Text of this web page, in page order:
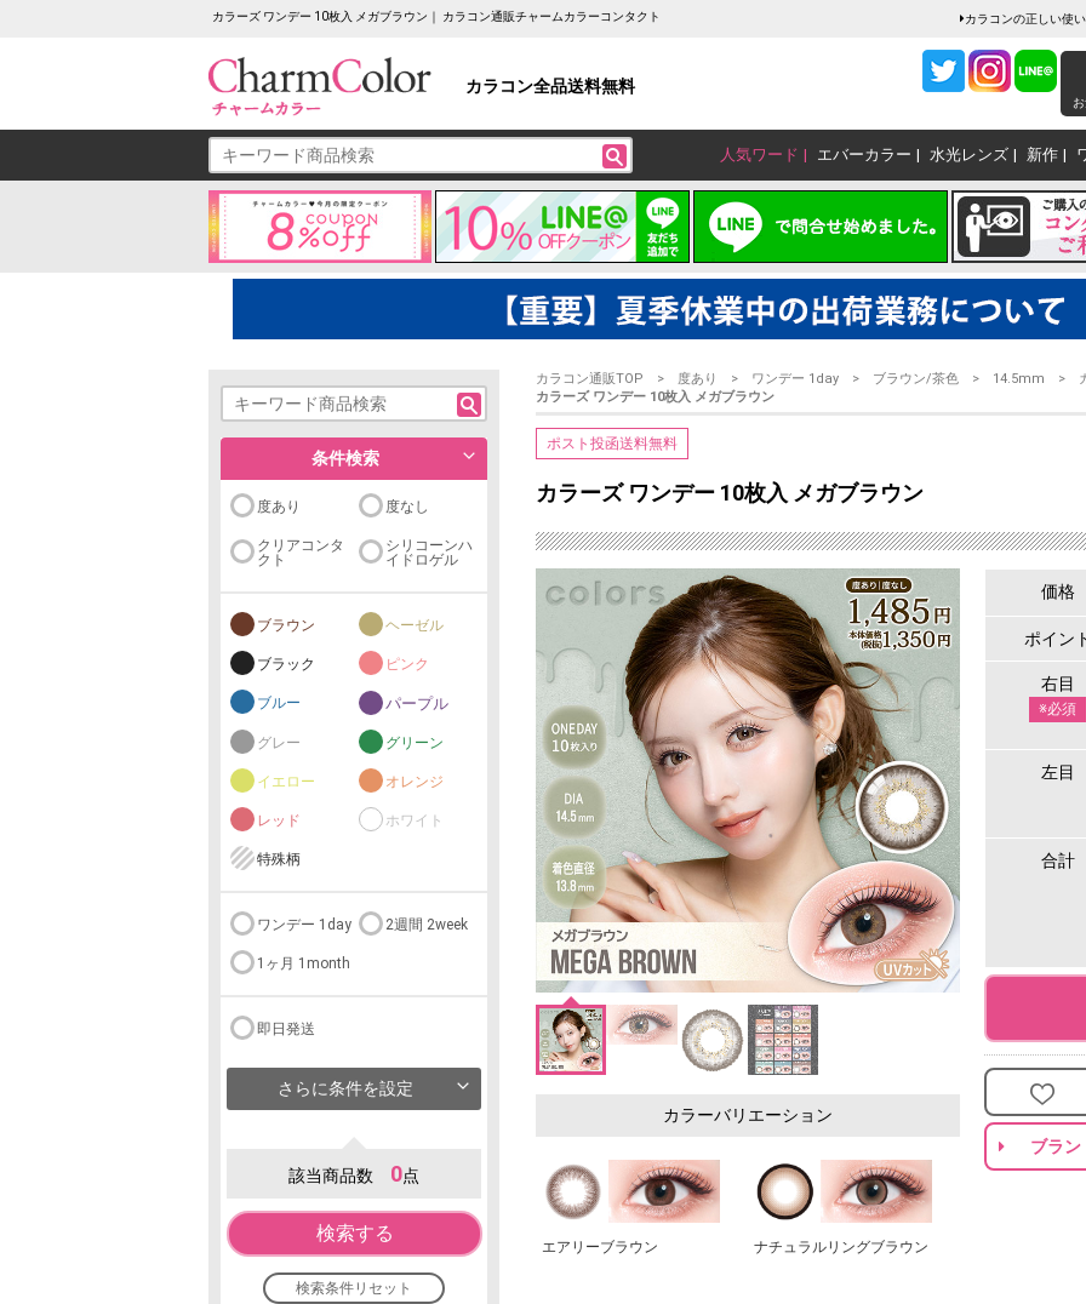
カラーズ ワンデー 10枚入 メガブラウン｜ カラコン通販チャームカラーコンタクト カラコンの正しい使
カラコン全品送料無料
人気ワード エバーカラー 水光レンズ 新作
条件検索
度あり 度なし
クリアコンタ
クト
シリコーンハ
イドロゲル
ブラウン ヘーゼル
ブラック ピンク
ブルー パープル
グレー グリーン
イエロー オレンジ
レッド ホワイト
特殊柄
ワンデー 1day 2週間 2week
1ヶ月 1month
即日発送
さらに条件を設定
該当商品数 0点
検索する
検索条件リセット
カラコン通販TOP 度あり ワンデー 1day ブラウン/茶色 14.5mm
カラーズ ワンデー 10枚入 メガブラウン
ポスト投函送料無料
カラーズ ワンデー 10枚入 メガブラウン
カラーバリエーション
エアリーブラウン ナチュラルリングブラウン
価格
ポイン
右目
※必須
左目
合計
ブラン